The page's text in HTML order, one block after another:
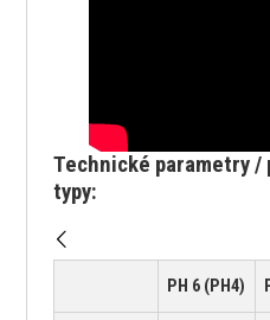
Technické parametry
typy:
PH 6 (PH4)